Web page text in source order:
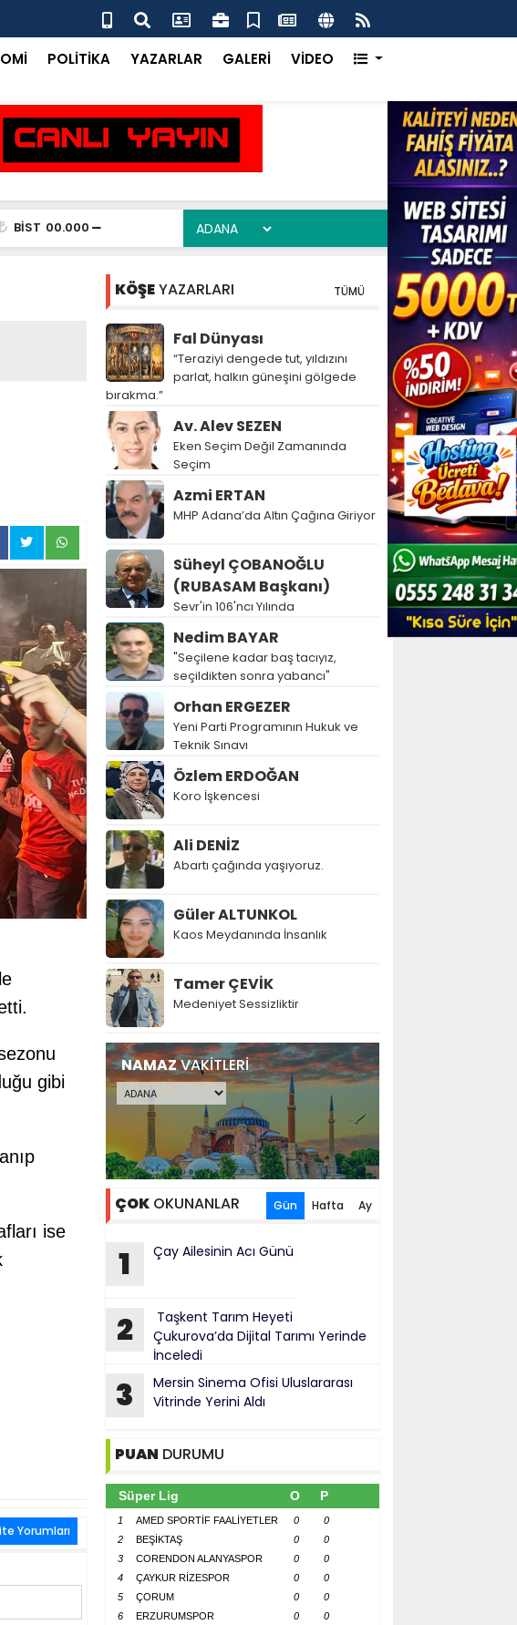
Taşkent Tarım Heyeti Çukurova’da Dijital Tarımı Yerinde İnceledi
POLİTİKA YAZARLAR GALERİ VİDEO
BİST 00.000
gibi
ise
Yorumları
KÖŞEYAZARLARI TÜMÜ
Fal Dünyası
“Teraziyi dengede tut, yıldızını
parlat, halkın güneşini gölgede
bırakma.”
Av. Alev SEZEN
Eken Seçim Değil Zamanında
Seçim
Azmi ERTAN
MHP Adana’da Altın Çağına Giriyor
Süheyl ÇOBANOĞLU
(RUBASAM Başkanı)
Sevr'in 106'ncı Yılında
Nedim BAYAR
"Seçilene kadar baş tacıyız,
seçildikten sonra yabancı"
Orhan ERGEZER
Yeni Parti Programının Hukuk ve
Teknik Sınavı
Özlem ERDOĞAN
Koro İşkencesi
Ali DENİZ
Abartı çağında yaşıyoruz.
Güler ALTUNKOL
Kaos Meydanında İnsanlık
Tamer ÇEVİK
Medeniyet Sessizliktir
NAMAZVAKİTLERİ
ÇOKOKUNANLAR Gün Hafta Ay
1 Çay Ailesinin Acı Günü
2
Taşkent Tarım Heyeti
Çukurova’da Dijital Tarımı Yerinde
İnceledi
3
Mersin Sinema Ofisi Uluslararası
Vitrinde Yerini Aldı
PUAN DURUMU
Süper Lig O P
1 AMED SPORTİF FAALİYETLER 0
0
2
BEŞİKTAŞ 0
0
3
CORENDON ALANYASPOR 0
0
4
ÇAYKUR RİZESPOR 0
0
5
ÇORUM 0
0
6
ERZURUMSPOR 0
0